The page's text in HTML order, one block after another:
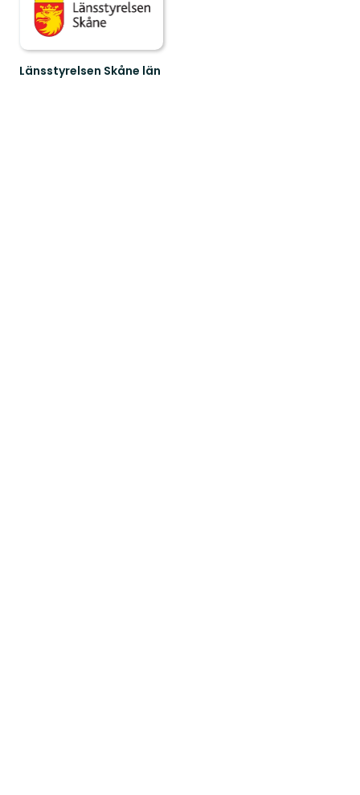
Länsstyrelsen Skåne län